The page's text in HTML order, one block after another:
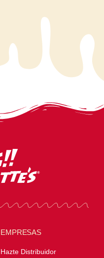
EMPRESAS
Hazte Distribuidor